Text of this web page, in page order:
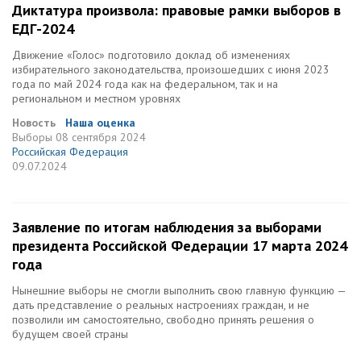
Диктатура произвола: правовые рамки выборов в
ЕДГ-2024
Движение «Голос» подготовило доклад об изменениях
избирательного законодательства, произошедших с июня 2023
года по май 2024 года как на федеральном, так и на
региональном и местном уровнях
Новость
Наша оценка
Выборы 08 сентября 2024
Российская Федерация
09.07.2024
Заявление по итогам наблюдения за выборами
президента Российской Федерации 17 марта 2024
года
Нынешние выборы не смогли выполнить свою главную функцию —
дать представление о реальных настроениях граждан, и не
позволили им самостоятельно, свободно принять решения о
будущем своей страны